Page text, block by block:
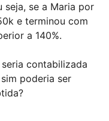
seja, se a Maria por
e terminou com
a 140%.
contabilizada
poderia ser